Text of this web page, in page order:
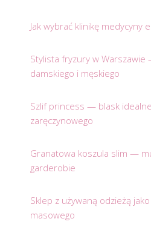
Jak wybrać klinikę medycyny
Stylista fryzury w
damskiego i męskiego
Szlif princess — blask
zaręczynowego
Granatowa koszula slim —
garderobie
Sklep z używaną odzieżą
masowego